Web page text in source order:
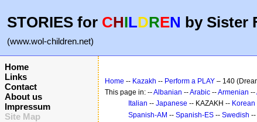
STORIES for CHILDREN by Sister
(www.wol-children.net)
Home
Links
Contact
About us
Impressum
Site Map
Home -- Kazakh -- Perform a PLAY – 140
This page in: --Albanian --Arabic --Armenian --
Italian -- Japanese -- KAZAKH -- Korean
Spanish-AM -- Spanish-ES -- Swedish --